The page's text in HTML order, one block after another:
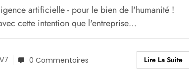
artificielle - pour le bien de l'humanité !
cette intention que l'entreprise…
0 Commentaires Lire La Suite